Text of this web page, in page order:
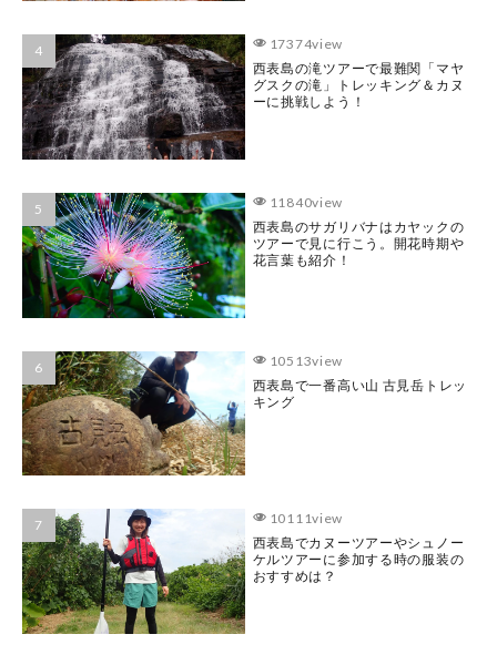
17374view
西表島の滝ツアーで最難関「マヤ
グスクの滝」トレッキング＆カヌ
ーに挑戦しよう！
11840view
西表島のサガリバナはカヤックの
ツアーで見に行こう。開花時期や
花言葉も紹介！
10513view
西表島で一番高い山 古見岳トレッ
キング
10111view
西表島でカヌーツアーやシュノー
ケルツアーに参加する時の服装の
おすすめは？